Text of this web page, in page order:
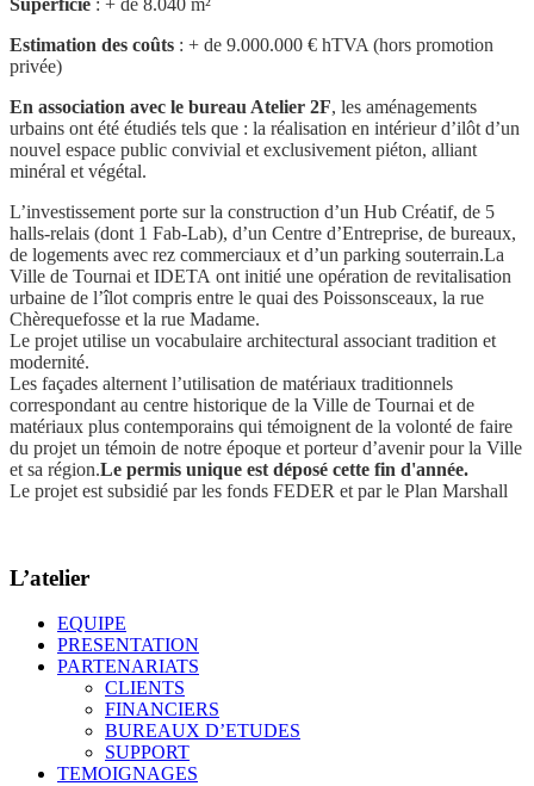
Estimation des coûts : + de 9.000.000 € hTVA (hors promotion
privée)
En association avec le bureau Atelier 2F, les aménagements
urbains ont été étudiés tels que : la réalisation en intérieur d’ilôt d’un
nouvel espace public convivial et exclusivement piéton, alliant
minéral et végétal.
L’investissement porte sur la construction d’un Hub Créatif, de 5
halls-relais (dont 1 Fab-Lab), d’un Centre d’Entreprise, de bureaux,
de logements avec rez commerciaux et d’un parking souterrain.La
Ville de Tournai et IDETA ont initié une opération de revitalisation
urbaine de l’îlot compris entre le quai des Poissonsceaux, la rue
Chèrequefosse et la rue Madame.
Le projet utilise un vocabulaire architectural associant tradition et
modernité.
Les façades alternent l’utilisation de matériaux traditionnels
correspondant au centre historique de la Ville de Tournai et de
matériaux plus contemporains qui témoignent de la volonté de faire
du projet un témoin de notre époque et porteur d’avenir pour la Ville
et sa région.Le permis unique est déposé cette fin d'année.
Le projet est subsidié par les fonds FEDER et par le Plan Marshall
L’atelier
EQUIPE
PRESENTATION
PARTENARIATS
CLIENTS
FINANCIERS
BUREAUX D’ETUDES
SUPPORT
TEMOIGNAGES